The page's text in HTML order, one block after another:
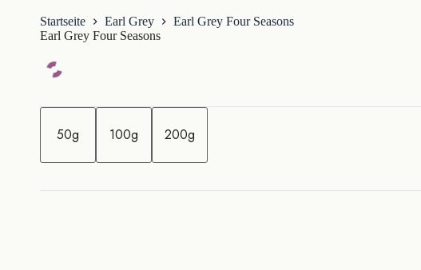
Startseite Earl Grey
Earl Grey Four Seasons
Earl Grey Four Seasons
M
e
50g 100g 200g